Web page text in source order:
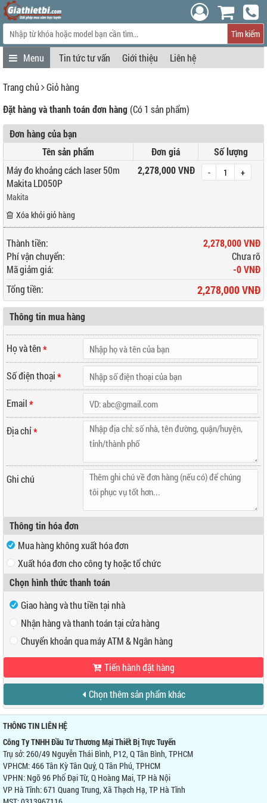
Tìm kiếm
Tin tức tư vấn Giới thiệu Liên hệ
Trang chủ
Giỏ hàng
Đặt hàng và thanh toán đơn hàng (Có 1 sản phẩm)
Đơn hàng của bạn
Tên sản phẩm
Đơn giá
Số lượng
Máy đo khoảng cách laser 50m
Makita LD050P
Makita
Xóa khỏi giỏ hàng
2,278,000 VNĐ - +
Thành tiền:
2,278,000 VNĐ
Phí vận chuyển:
Chưa rõ
Mã giảm giá:
-0 VNĐ
Tổng tiền:
2,278,000 VNĐ
Thông tin mua hàng
Họ và tên*
Số điện thoại*
Email*
Địa chỉ*
Ghi chú
Thông tin hóa đơn
Mua hàng không xuất hóa đơn
Xuất hóa đơn cho công ty hoặc tổ chức
Mã số thuế
Tên công ty
Địa chỉ
Chọn hình thức thanh toán
Giao hàng và thu tiền tại nhà
Nhận hàng và thanh toán tại cửa hàng
Địa chỉ:466 Tân Kỳ Tân Quý, Q Tân Phú, TPHCM
0947 280 467
VP Hà Nội:
Địa chỉ:
Ngõ 96 Phố Đại Từ, Q Hoàng Mai, TP Hà Nội
Điện thoại:
Chuyển khoản qua máy ATM & Ngân hàng
Ngân hàng Ngoại thương Việt Nam
Chi nhánh:Chi nhánh Hùng Vương
Chủ TK:Công ty TNHH Đầu Tư TM Thiết Bị
Trực Tuyến
Ngân hàng Ngoại thương Việt Nam
Chi nhánh:Chi nhánh Hùng Vương
Chủ TK: Võ Tá Tông
Số TK:0421000489936
Tiến hành đặt hàng
Chọn thêm sản phẩm khác
THÔNG TIN LIÊN HỆ
Công Ty TNHH Đầu Tư Thương Mại Thiết Bị Trực Tuyến
Trụ sở: 260/49 Nguyễn Thái Bình, P12, Q Tân Bình, TPHCM
VPHCM: 466 Tân Kỳ Tân Quý, Q Tân Phú, TPHCM
VPHN: Ngõ 96 Phố Đại Từ, Q Hoàng Mai, TP Hà Nội
VP Hà Tĩnh: 671 Quang Trung, Xã Thạch Hạ, TP Hà Tĩnh